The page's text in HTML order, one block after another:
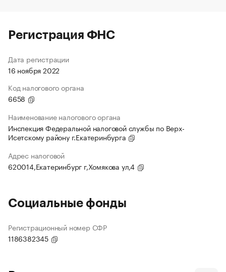
Регистрация ФНС
Дата регистрации
16 ноября 2022
Код налогового органа
6658
Наименование налогового органа
Инспекция Федеральной налоговой службы по Верх-
Исетскому району г.Екатеринбурга
Адрес налоговой
620014,Екатеринбург г,Хомякова ул,4
Социальные фонды
Регистрационный номер СФР
1186382345